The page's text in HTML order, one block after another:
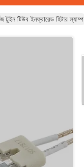
টিউব ইনফ্রারেড হিটার ল্যাম্প